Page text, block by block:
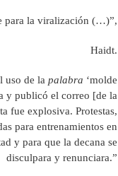
para la viralización (…)”,
Haidt.
uso de la palabra ‘molde
y publicó el correo [de la
fue explosiva. Protestas,
para entrenamientos en
y para que la decana se
disculpara y renunciara.”